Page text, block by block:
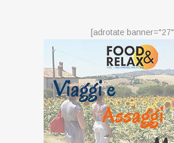
[adrotate banner="27"